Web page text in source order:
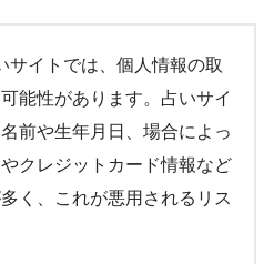
サイトでは、個人情報の取
能性があります。占いサイ
前や生年月日、場合によっ
クレジットカード情報など
く、これが悪用されるリス